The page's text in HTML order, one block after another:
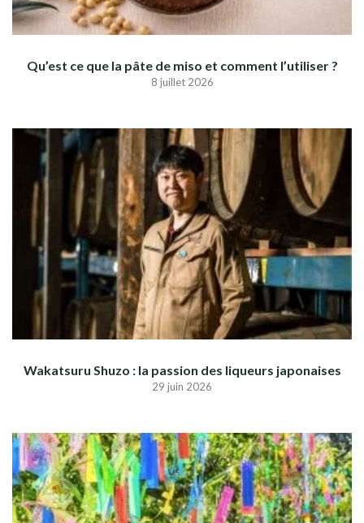
Qu’est ce que la pâte de miso et comment l’utiliser ?
8 juillet 2026
Wakatsuru Shuzo : la passion des liqueurs japonaises
29 juin 2026